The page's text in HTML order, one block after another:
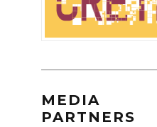
MEDIA
PARTNERS